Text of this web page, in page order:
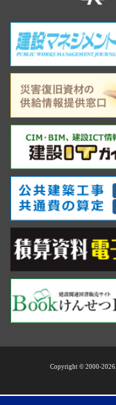
Copyright © 2000-2026.